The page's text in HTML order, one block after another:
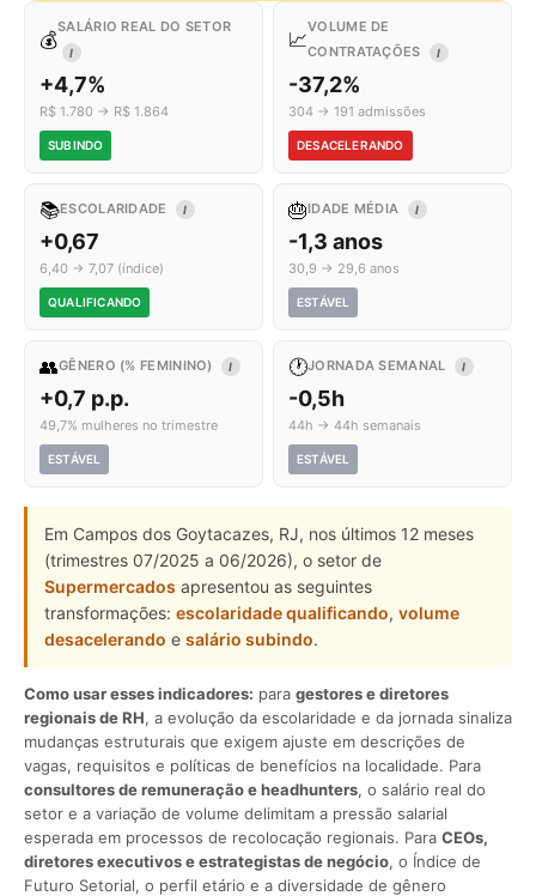
💰
SALÁRIO REAL DO SETOR
I
+4,7%
R$ 1.780 → R$ 1.864
SUBINDO
📈
VOLUME DE
CONTRATAÇÕES
I
-37,2%
304 → 191 admissões
DESACELERANDO
📚ESCOLARIDADE I
+0,67
6,40 → 7,07 (índice)
QUALIFICANDO
🎂IDADE MÉDIA I
-1,3 anos
30,9 → 29,6 anos
ESTÁVEL
👥GÊNERO (% FEMININO) I
+0,7 p.p.
49,7% mulheres no trimestre
ESTÁVEL
🕐JORNADA SEMANAL I
-0,5h
44h → 44h semanais
ESTÁVEL
Em Campos dos Goytacazes, RJ, nos últimos 12 meses
(trimestres 07/2025 a 06/2026), o setor de
Supermercados apresentou as seguintes
transformações: escolaridade qualificando, volume
desacelerando e salário subindo.
Como usar esses indicadores: para gestores e diretores
regionais de RH, a evolução da escolaridade e da jornada sinaliza
mudanças estruturais que exigem ajuste em descrições de
vagas, requisitos e políticas de benefícios na localidade. Para
consultores de remuneração e headhunters, o salário real do
setor e a variação de volume delimitam a pressão salarial
esperada em processos de recolocação regionais. Para CEOs,
diretores executivos e estrategistas de negócio, o Índice de
Futuro Setorial, o perfil etário e a diversidade de gênero